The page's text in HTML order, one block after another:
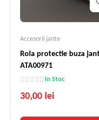
Accesorii jante
Rola protectie buza
ATA00971
In Stoc
30,00 lei